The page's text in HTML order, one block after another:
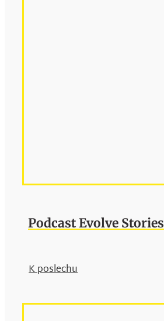
Podcast Evolve Stories
K poslechu